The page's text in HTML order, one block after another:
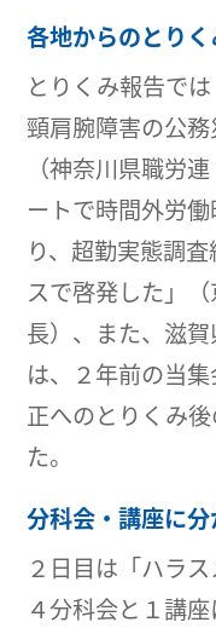
各地からのとり
とりくみ報告で
頸肩腕障害の公務
（神奈川県職労
ートで時間外労
り、超勤実態調
スで啓発した」
長）、また、滋
は、２年前の当
正へのとりくみ
た。
分科会・講座に
２日目は「ハラ
４分科会と１講